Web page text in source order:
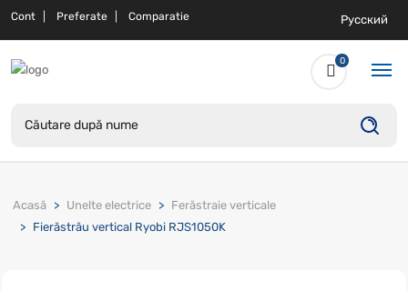
Cont Preferate Comparatie Русский
0
Acasă Unelte electrice
Ferăstraie verticale
Fierăstrău vertical Ryobi RJS1050K